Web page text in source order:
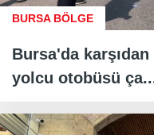
BURSA BÖLGE
Bursa'da karşıdan
yolcu otobüsü